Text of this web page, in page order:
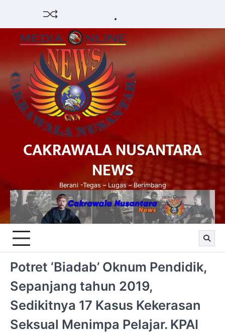
content
CAKRAWALA NUSANTARA
NEWS
Berani -Tegas – Lugas – Berimbang
Potret ‘Biadab’ Oknum Pendidik,
Sepanjang tahun 2019,
Sedikitnya 17 Kasus Kekerasan
Seksual Menimpa Pelajar. KPAI